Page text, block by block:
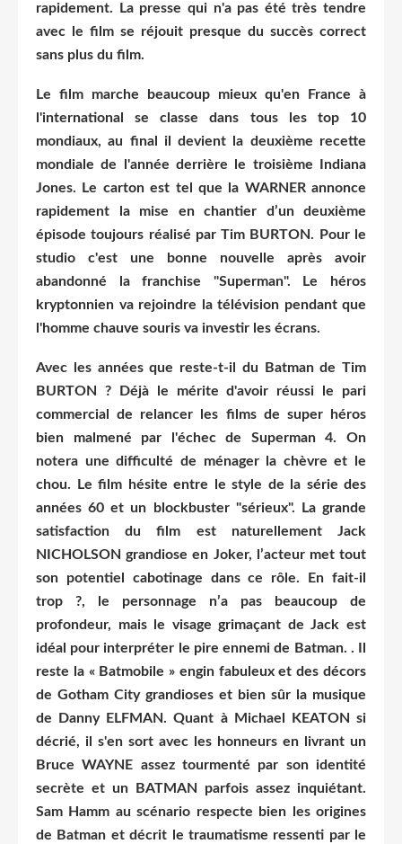
rapidement. La presse qui n'a pas été très tendre
avec le film se réjouit presque du succès correct
sans plus du film.
Le film marche beaucoup mieux qu'en France à
l'international se classe dans tous les top 10
mondiaux, au final il devient la deuxième recette
mondiale de l'année derrière le troisième Indiana
Jones. Le carton est tel que la WARNER annonce
rapidement la mise en chantier d’un deuxième
épisode toujours réalisé par Tim BURTON. Pour le
studio c'est une bonne nouvelle après avoir
abandonné la franchise "Superman". Le héros
kryptonnien va rejoindre la télévision pendant que
l'homme chauve souris va investir les écrans.
Avec les années que reste-t-il du Batman de Tim
BURTON ? Déjà le mérite d'avoir réussi le pari
commercial de relancer les films de super héros
bien malmené par l'échec de Superman 4. On
notera une difficulté de ménager la chèvre et le
chou. Le film hésite entre le style de la série des
années 60 et un blockbuster "sérieux". La grande
satisfaction du film est naturellement Jack
NICHOLSON grandiose en Joker, l’acteur met tout
son potentiel cabotinage dans ce rôle. En fait-il
trop ?, le personnage n’a pas beaucoup de
profondeur, mais le visage grimaçant de Jack est
idéal pour interpréter le pire ennemi de Batman. . Il
reste la « Batmobile » engin fabuleux et des décors
de Gotham City grandioses et bien sûr la musique
de Danny ELFMAN. Quant à Michael KEATON si
décrié, il s'en sort avec les honneurs en livrant un
Bruce WAYNE assez tourmenté par son identité
secrète et un BATMAN parfois assez inquiétant.
Sam Hamm au scénario respecte bien les origines
de Batman et décrit le traumatisme ressenti par le